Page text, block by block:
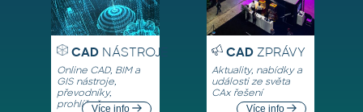
CADNÁSTROJE
Online CAD, BIM a
GIS nástroje,
převodníky,
prohlížečeVíce info
CADZPRÁVY
Aktuality, nabídky a
události ze světa
CAx řešení
Více info